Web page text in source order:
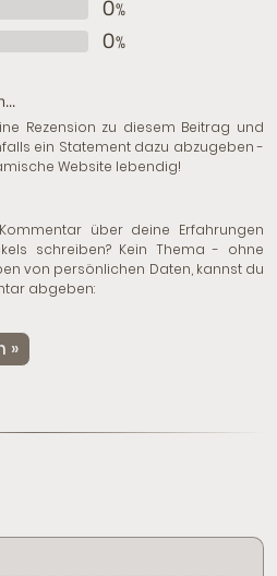
0%
0%
Rezension zu diesem Beitrag und
ein Statement dazu abzugeben -
Website lebendig!
über deine Erfahrungen
schreiben? Kein Thema - ohne
von persönlichen Daten, kannst du
abgeben:
»